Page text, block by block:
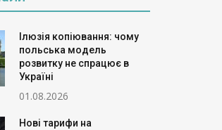
Ілюзія копіювання: чому
польська модель
розвитку не спрацює в
Україні
01.08.2026
Нові тарифи на